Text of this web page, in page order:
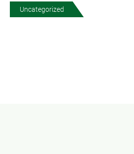
Uncategorized